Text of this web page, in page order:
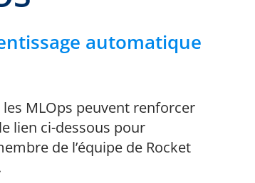
automatique
MLOps peuvent renforcer
lien ci-dessous pour
de l’équipe de Rocket